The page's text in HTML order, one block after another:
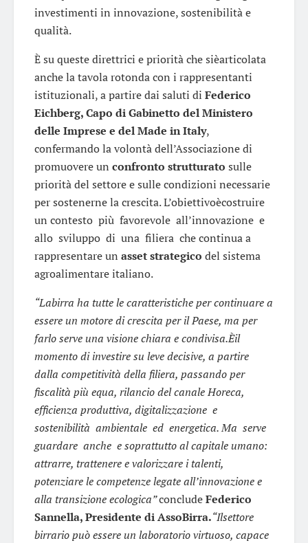
investimenti in innovazione, sostenibilità e
qualità.
È su queste direttrici e priorità che sièarticolata
anche la tavola rotonda con i rappresentanti
istituzionali, a partire dai saluti di Federico
Eichberg, Capo di Gabinetto del Ministero
delle Imprese e del Made in Italy,
confermando la volontà dell’Associazione di
promuovere un confronto strutturato sulle
priorità del settore e sulle condizioni necessarie
per sostenerne la crescita. L’obiettivoècostruire
un contesto più favorevole all’innovazione e
allo sviluppo di una filiera che continua a
rappresentare un asset strategico del sistema
agroalimentare italiano.
“Labirra ha tutte le caratteristiche per continuare a
essere un motore di crescita per il Paese, ma per
farlo serve una visione chiara e condivisa.Èil
momento di investire su leve decisive, a partire
dalla competitività della filiera, passando per
fiscalità più equa, rilancio del canale Horeca,
efficienza produttiva, digitalizzazione e
sostenibilità ambientale ed energetica. Ma serve
guardare anche e soprattutto al capitale umano:
attrarre, trattenere e valorizzare i talenti,
potenziare le competenze legate all’innovazione e
alla transizione ecologica”concludeFederico
Sannella, Presidente di AssoBirra.“Ilsettore
birrario può essere un laboratorio virtuoso, capace